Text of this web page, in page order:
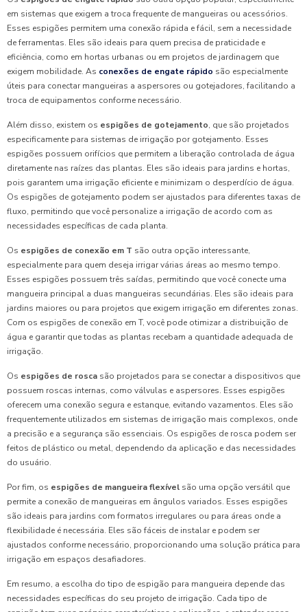
em sistemas que exigem a troca frequente de mangueiras ou acessórios.
Esses espigões permitem uma conexão rápida e fácil, sem a necessidade
de ferramentas. Eles são ideais para quem precisa de praticidade e
eficiência, como em hortas urbanas ou em projetos de jardinagem que
exigem mobilidade. As conexões de engate rápido são especialmente
úteis para conectar mangueiras a aspersores ou gotejadores, facilitando a
troca de equipamentos conforme necessário.
Além disso, existem os espigões de gotejamento, que são projetados
especificamente para sistemas de irrigação por gotejamento. Esses
espigões possuem orifícios que permitem a liberação controlada de água
diretamente nas raízes das plantas. Eles são ideais para jardins e hortas,
pois garantem uma irrigação eficiente e minimizam o desperdício de água.
Os espigões de gotejamento podem ser ajustados para diferentes taxas de
fluxo, permitindo que você personalize a irrigação de acordo com as
necessidades específicas de cada planta.
Os espigões de conexão em T são outra opção interessante,
especialmente para quem deseja irrigar várias áreas ao mesmo tempo.
Esses espigões possuem três saídas, permitindo que você conecte uma
mangueira principal a duas mangueiras secundárias. Eles são ideais para
jardins maiores ou para projetos que exigem irrigação em diferentes zonas.
Com os espigões de conexão em T, você pode otimizar a distribuição de
água e garantir que todas as plantas recebam a quantidade adequada de
irrigação.
Os espigões de rosca são projetados para se conectar a dispositivos que
possuem roscas internas, como válvulas e aspersores. Esses espigões
oferecem uma conexão segura e estanque, evitando vazamentos. Eles são
frequentemente utilizados em sistemas de irrigação mais complexos, onde
a precisão e a segurança são essenciais. Os espigões de rosca podem ser
feitos de plástico ou metal, dependendo da aplicação e das necessidades
do usuário.
Por fim, os espigões de mangueira flexível são uma opção versátil que
permite a conexão de mangueiras em ângulos variados. Esses espigões
são ideais para jardins com formatos irregulares ou para áreas onde a
flexibilidade é necessária. Eles são fáceis de instalar e podem ser
ajustados conforme necessário, proporcionando uma solução prática para
irrigação em espaços desafiadores.
Em resumo, a escolha do tipo de espigão para mangueira depende das
necessidades específicas do seu projeto de irrigação. Cada tipo de